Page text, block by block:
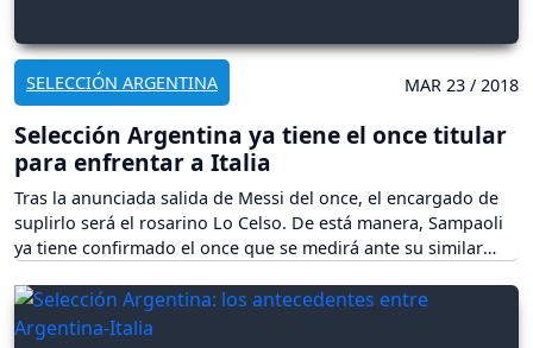
SELECCIÓN ARGENTINA MAR 23 / 2018
Selección Argentina ya tiene el once titular
para enfrentar a Italia
Tras la anunciada salida de Messi del once, el encargado de
suplirlo será el rosarino Lo Celso. De está manera, Sampaoli
ya tiene confirmado el once que se medirá ante su similar